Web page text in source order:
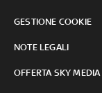
GESTIONE COOKIE
NOTE LEGALI
OFFERTA SKY MEDIA